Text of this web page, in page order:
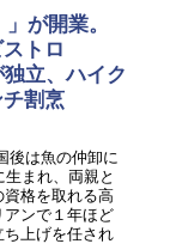
が開業。
トロ
立、ハイク
割烹
後は魚の仲卸に
まれ、両親と
格を取れる高
ンで１年ほど
上げを任され